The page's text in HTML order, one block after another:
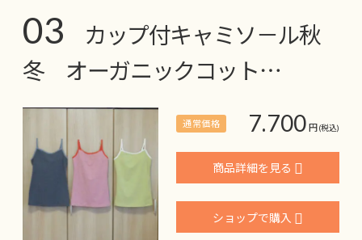
03
カップ付キャミソ－ル秋
冬 オーガニックコット…
通常価格 7.700円(税込)
商品詳細を見る
ショップで購入